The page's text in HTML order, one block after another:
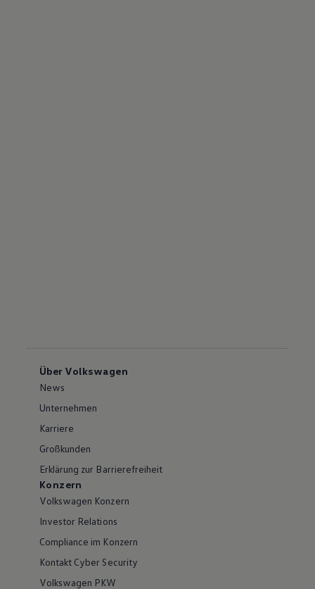
Über Volkswagen
News
Unternehmen
Karriere
Großkunden
Erklärung zur Barrierefreiheit
Konzern
Volkswagen Konzern
Investor Relations
Compliance im Konzern
Kontakt Cyber Security
Volkswagen PKW